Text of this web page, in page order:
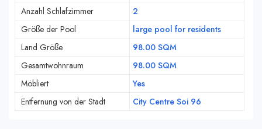
Anzahl Schlafzimmer
2
Größe der Pool
large pool for residents
Land Größe
98.00 SQM
Gesamtwohnraum
98.00 SQM
Möbliert
Yes
Entfernung von der Stadt
City Centre Soi 96